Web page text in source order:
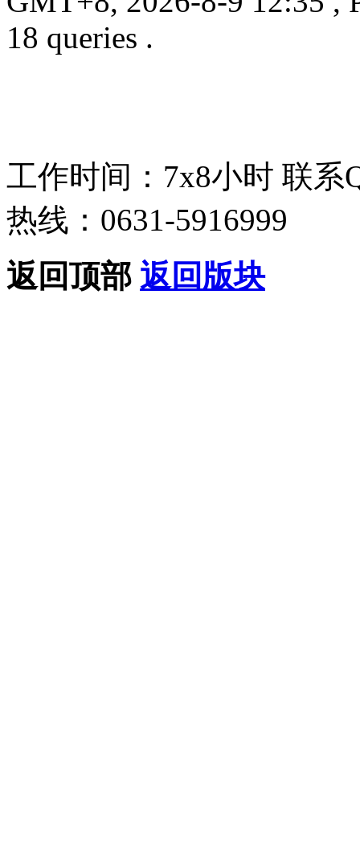
18 queries .
工作时间：7x8小时 联系
热线：0631-5916999
返回顶部 返回版块